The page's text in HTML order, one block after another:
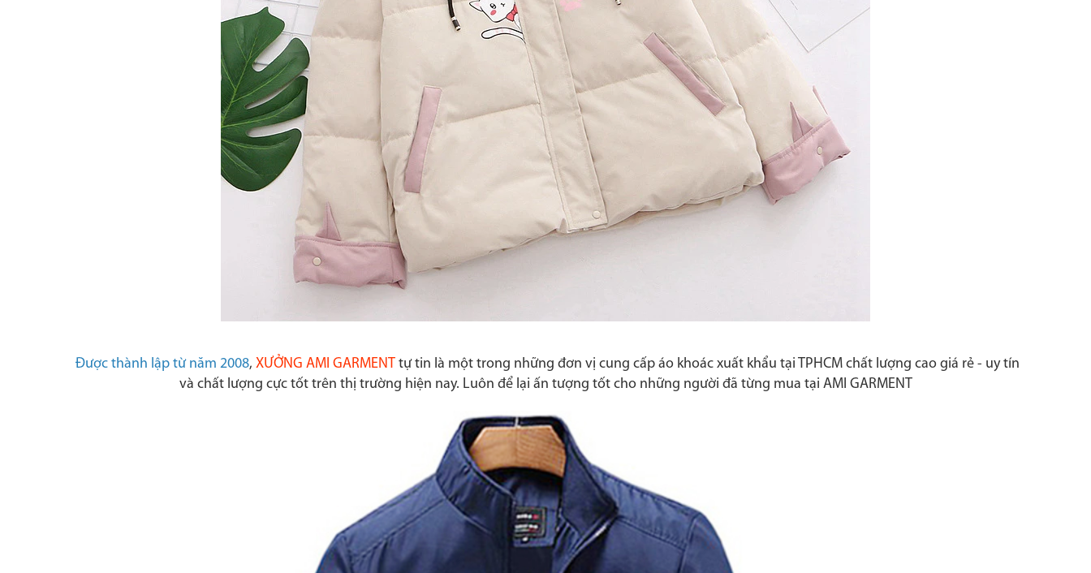
Được thành lập từ năm 2008, XƯỞNG AMI GARMENTtự tin là một trong những đơn vị cung cấp áo khoác xuất khẩu tại TPHCM chất lượng cao giá rẻ - uy tín
và chất lượng cực tốt trên thị trường hiện nay. Luôn để lại ấn tượng tốt cho những người đã từng mua tại AMI GARMENT